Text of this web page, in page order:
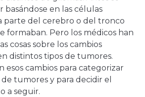
basándose en las células
parte del cerebro o del tronco
formaban. Pero los médicos han
cosas sobre los cambios
distintos tipos de tumores.
esos cambios para categorizar
de tumores y para decidir el
a seguir.